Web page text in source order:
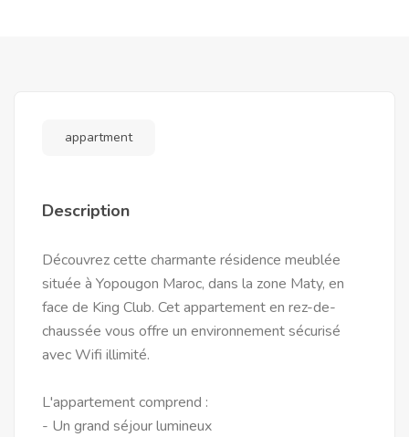
appartment
Description
Découvrez cette charmante résidence meublée
située à Yopougon Maroc, dans la zone Maty, en
face de King Club. Cet appartement en rez-de-
chaussée vous offre un environnement sécurisé
avec Wifi illimité.
L'appartement comprend :
- Un grand séjour lumineux